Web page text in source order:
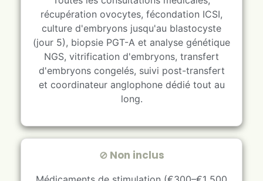
récupération ovocytes, fécondation ICSI,
culture d'embryons jusqu'au blastocyste
(jour 5), biopsie PGT-A et analyse génétique
NGS, vitrification d'embryons, transfert
d'embryons congelés, suivi post-transfert
et coordinateur anglophone dédié tout au
long.
⊘ Non inclus